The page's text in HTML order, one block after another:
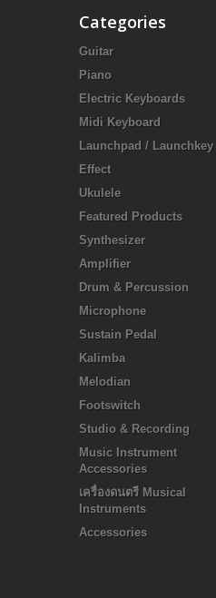
Categories
Guitar
Piano
Electric Keyboards
Midi Keyboard
Launchpad / Launchkey
Effect
Ukulele
Featured Products
Synthesizer
Amplifier
Drum & Percussion
Microphone
Sustain Pedal
Kalimba
Melodian
Footswitch
Studio & Recording
Music Instrument
Accessories
เครื่องดนตรี Musical
Instruments
Accessories